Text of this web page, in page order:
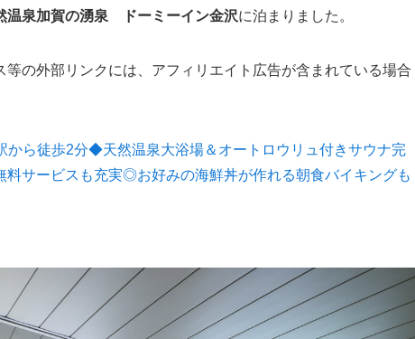
温泉加賀の湧泉 ドーミーイン金沢に泊まりました。
等の外部リンクには、アフィリエイト広告が含まれている場合
から徒歩2分◆天然温泉大浴場＆オートロウリュ付きサウナ完
料サービスも充実◎お好みの海鮮丼が作れる朝食バイキングも